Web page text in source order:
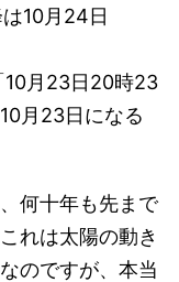
10月24日
10月23日20時23
月23日になる
何十年も先まで
れは太陽の動き
のですが、本当